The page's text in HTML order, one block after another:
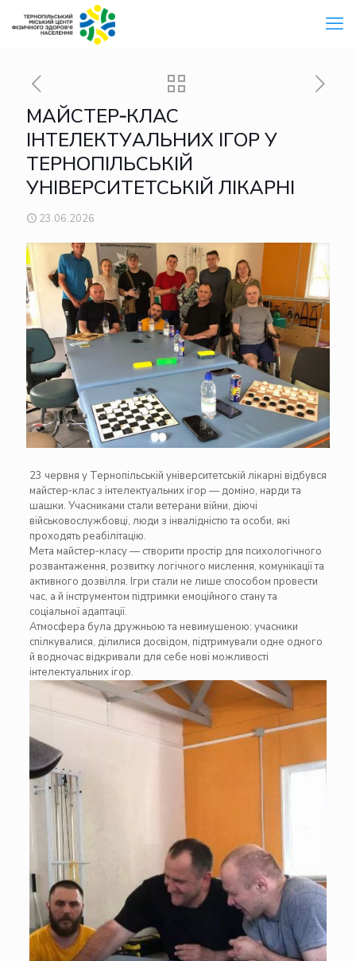
МАЙСТЕР‑КЛАС
ІНТЕЛЕКТУАЛЬНИХ ІГОР У
ТЕРНОПІЛЬСЬКІЙ
УНІВЕРСИТЕТСЬКІЙ ЛІКАРНІ
23.06.2026
23 червня у Тернопільській університетській лікарні відбувся
майстер‑клас з інтелектуальних ігор — доміно, нарди та
шашки. Учасниками стали ветерани війни, діючі
військовослужбовці, люди з інвалідністю та особи, які
проходять реабілітацію.
Мета майстер‑класу — створити простір для психологічного
розвантаження, розвитку логічного мислення, комунікації та
активного дозвілля. Ігри стали не лише способом провести
час, а й інструментом підтримки емоційного стану та
соціальної адаптації.
Атмосфера була дружньою та невимушеною: учасники
спілкувалися, ділилися досвідом, підтримували одне одного
й водночас відкривали для себе нові можливості
інтелектуальних ігор.